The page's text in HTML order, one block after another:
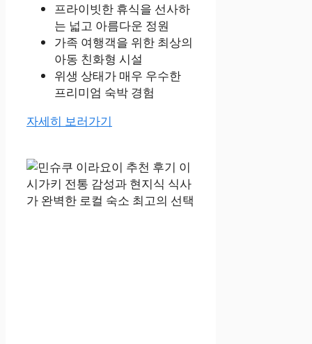
프라이빗한 휴식을 선사하
는 넓고 아름다운 정원
가족 여행객을 위한 최상의
아동 친화형 시설
위생 상태가 매우 우수한
프리미엄 숙박 경험
자세히 보러가기